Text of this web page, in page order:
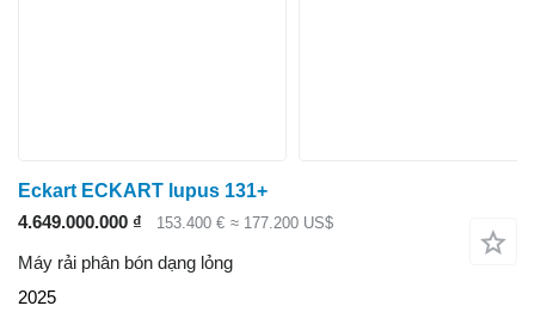
Eckart ECKART lupus 131+
4.649.000.000 ₫
153.400 € ≈ 177.200 US$
Máy rải phân bón dạng lỏng
2025